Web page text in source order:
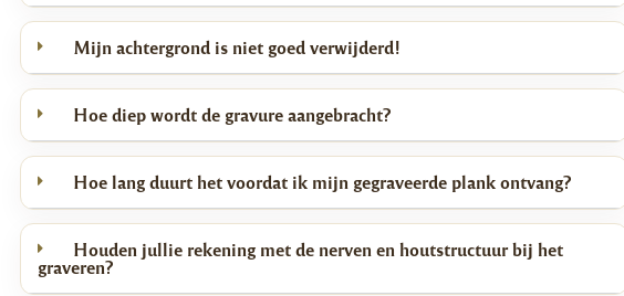
Mijn achtergrond is niet goed verwijderd!
Hoe diep wordt de gravure aangebracht?
Hoe lang duurt het voordat ik mijn gegraveerde plank ontvang?
Houden jullie rekening met de nerven en houtstructuur bij het
graveren?